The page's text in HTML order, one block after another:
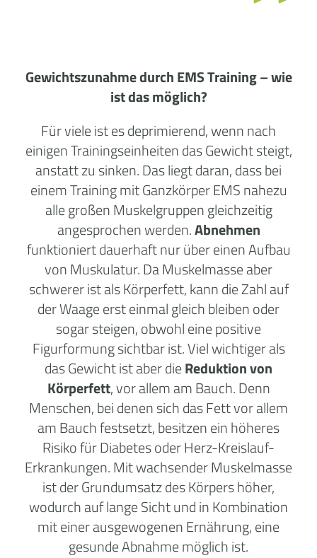
Gewichtszunahme durch EMS Training – wie
ist das möglich?
Für viele ist es deprimierend, wenn nach
einigen Trainingseinheiten das Gewicht steigt,
anstatt zu sinken. Das liegt daran, dass bei
einem Training mit Ganzkörper EMS nahezu
alle großen Muskelgruppen gleichzeitig
angesprochen werden.Abnehmen
funktioniert dauerhaft nur über einen Aufbau
von Muskulatur. Da Muskelmasse aber
schwerer ist als Körperfett, kann die Zahl auf
der Waage erst einmal gleich bleiben oder
sogar steigen, obwohl eine positive
Figurformung sichtbar ist. Viel wichtiger als
das Gewicht ist aber dieReduktion von
Körperfett, vor allem am Bauch. Denn
Menschen, bei denen sich das Fett vor allem
am Bauch festsetzt, besitzen ein höheres
Risiko für Diabetes oder Herz-Kreislauf-
Erkrankungen. Mit wachsender Muskelmasse
ist der Grundumsatz des Körpers höher,
wodurch auf lange Sicht und in Kombination
mit einer ausgewogenen Ernährung, eine
gesunde Abnahme möglich ist.